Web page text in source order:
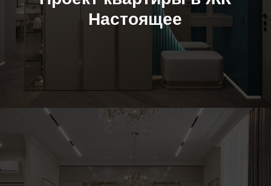
Настоящее